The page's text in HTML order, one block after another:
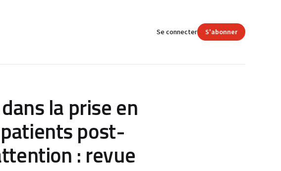
Se connecter S'abonner
la prise en
post-
: revue